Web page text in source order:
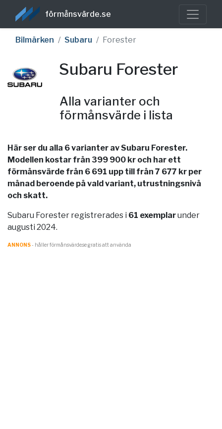
förmånsvärde.se
Bilmärken Subaru Forester
Subaru Forester
Alla varianter och
förmånsvärde i lista
Här ser du alla 6 varianter av Subaru Forester.
Modellen kostar från 399 900 kr och har ett
förmånsvärde från 6 691 upp till från 7 677 kr per
månad beroende på vald variant, utrustningsnivå
och skatt.
Subaru Forester registrerades i 61 exemplarunder
augusti 2024.
ANNONS- håller förmånsvärde.se gratis att använda